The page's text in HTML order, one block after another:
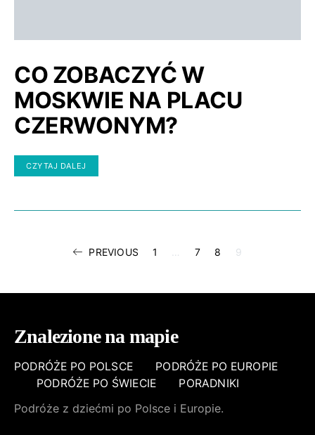
CO ZOBACZYĆ W
MOSKWIE NA PLACU
CZERWONYM?
CZYTAJ DALEJ
PREVIOUS 1 7 8 9
Znalezione na mapie
PODRÓŻE PO POLSCE
PODRÓŻE PO EUROPIE
PODRÓŻE PO ŚWIECIE
PORADNIKI
Podróże z dziećmi po Polsce i Europie.